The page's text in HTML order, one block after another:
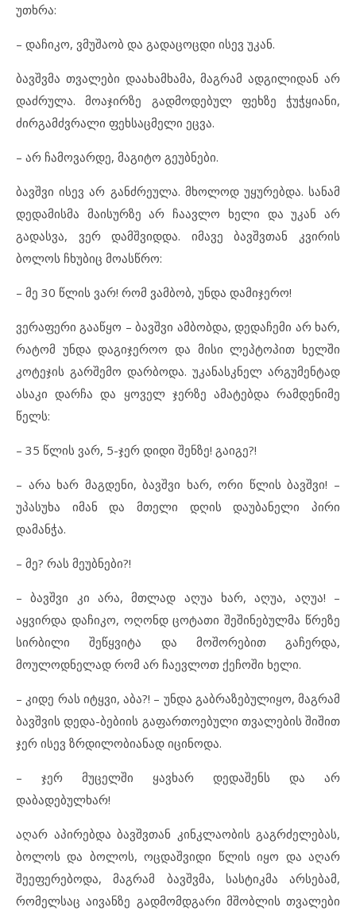
უთხრა:
– დაჩიკო, ვმუშაობ და გადაცოცდი ისევ უკან.
ბავშვმა თვალები დაახამხამა, მაგრამ ადგილიდან არ
დაძრულა. მოაჯირზე გადმოდებულ ფეხზე ჭუჭყიანი,
ძირგამძვრალი ფეხსაცმელი ეცვა.
– არ ჩამოვარდე, მაგიტო გეუბნები.
ბავშვი ისევ არ განძრეულა. მხოლოდ უყურებდა. სანამ
დედამისმა მაისურზე არ ჩაავლო ხელი და უკან არ
გადასვა, ვერ დამშვიდდა. იმავე ბავშვთან კვირის
ბოლოს ჩხუბიც მოასწრო:
– მე 30 წლის ვარ! რომ ვამბობ, უნდა დამიჯერო!
ვერაფერი გააწყო – ბავშვი ამბობდა, დედაჩემი არ ხარ,
რატომ უნდა დაგიჯეროო და მისი ლეპტოპით ხელში
კოტეჯის გარშემო დარბოდა. უკანასკნელ არგუმენტად
ასაკი დარჩა და ყოველ ჯერზე ამატებდა რამდენიმე
წელს:
– 35 წლის ვარ, 5-ჯერ დიდი შენზე! გაიგე?!
– არა ხარ მაგდენი, ბავშვი ხარ, ორი წლის ბავშვი! –
უპასუხა იმან და მთელი დღის დაუბანელი პირი
დამანჭა.
– მე? რას მეუბნები?!
– ბავშვი კი არა, მთლად აღუა ხარ, აღუა, აღუა! –
აყვირდა დაჩიკო, ოღონდ ცოტათი შეშინებულმა წრეზე
სირბილი შეწყვიტა და მოშორებით გაჩერდა,
მოულოდნელად რომ არ ჩაევლოთ ქეჩოში ხელი.
– კიდე რას იტყვი, აბა?! – უნდა გაბრაზებულიყო, მაგრამ
ბავშვის დედა-ბებიის გაფართოებული თვალების შიშით
ჯერ ისევ ზრდილობიანად იცინოდა.
– ჯერ მუცელში ყავხარ დედაშენს და არ
დაბადებულხარ!
აღარ აპირებდა ბავშვთან კინკლაობის გაგრძელებას,
ბოლოს და ბოლოს, ოცდაშვიდი წლის იყო და აღარ
შეეფერებოდა, მაგრამ ბავშვმა, სასტიკმა არსებამ,
რომელსაც აივანზე გადმომდგარი მშობლის თვალები